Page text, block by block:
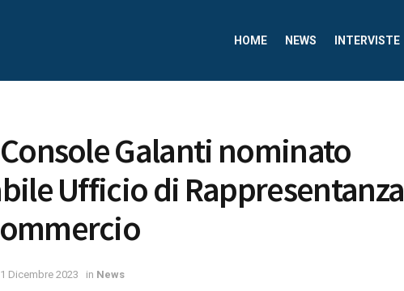
HOME NEWS INTERVISTE
Galanti nominato
Ufficio di Rappresentanza
1 Dicembre 2023 in News